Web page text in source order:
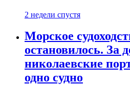
2 недели спустя
Морское
остановилось. За
николаевские
одно судно